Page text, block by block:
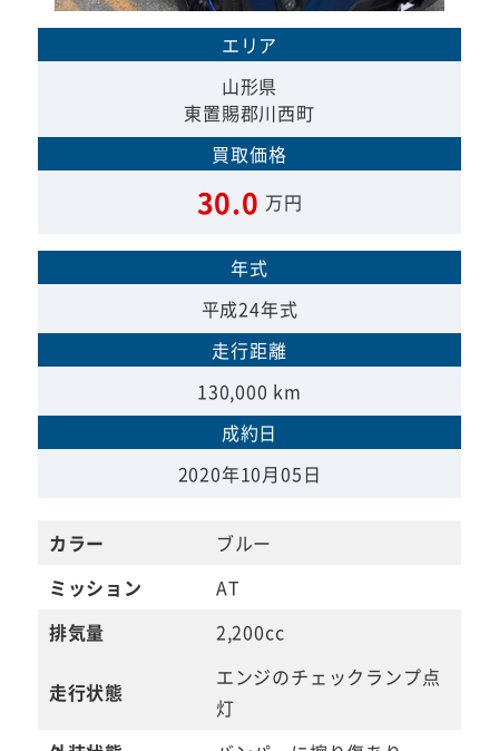
エリア
山形県
東置賜郡川西町
買取価格
30.0 万円
年式
平成24年式
走行距離
130,000 km
成約日
2020年10月05日
カラー
ブルー
ミッション
AT
排気量
2,200cc
走行状態
エンジのチェックランプ点
灯